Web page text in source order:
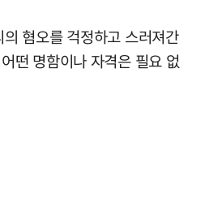
혐오를 걱정하고 스러져간
떤 명함이나 자격은 필요 없